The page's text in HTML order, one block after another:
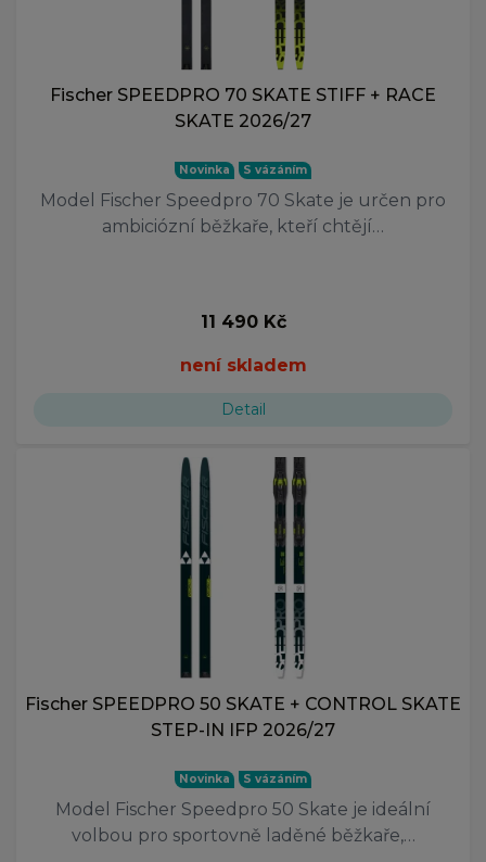
Fischer SPEEDPRO 70 SKATE STIFF + RACE
SKATE 2026/27
Novinka S vázáním
Model Fischer Speedpro 70 Skate je určen pro
ambiciózní běžkaře, kteří chtějí…
11 490 Kč
není skladem
Detail
Fischer SPEEDPRO 50 SKATE + CONTROL SKATE
STEP-IN IFP 2026/27
Novinka S vázáním
Model Fischer Speedpro 50 Skate je ideální
volbou pro sportovně laděné běžkaře,…